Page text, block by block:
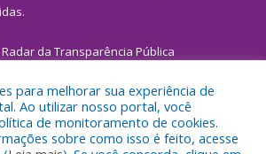
Radar da Transparência Pública
reservados a Prefeitura Municipal de
para melhorar sua experiência de
Ao utilizar nosso portal, você
de monitoramento de cookies.
sobre como isso é feito, acesse